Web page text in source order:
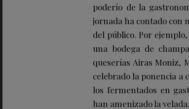
poderío de la
jornada ha contado con
del público. Por
una bodega de
queserías Airas Moniz,
celebrado la ponencia a
los fermentados en
han amenizado la velada.